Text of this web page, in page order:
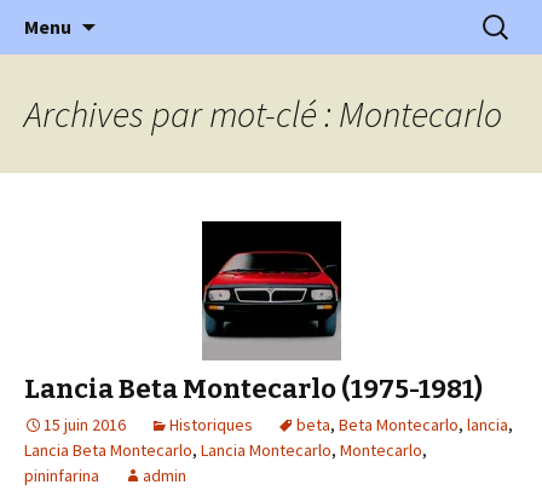
l'Automobile Ancienne
l'automobile ancienne : articles, historiques
…
Menu
Archives par mot-clé : Montecarlo
Lancia Beta Montecarlo (1975-1981)
15 juin 2016 Historiques beta, Beta Montecarlo, lancia,
Lancia Beta Montecarlo, Lancia Montecarlo, Montecarlo,
pininfarina
admin